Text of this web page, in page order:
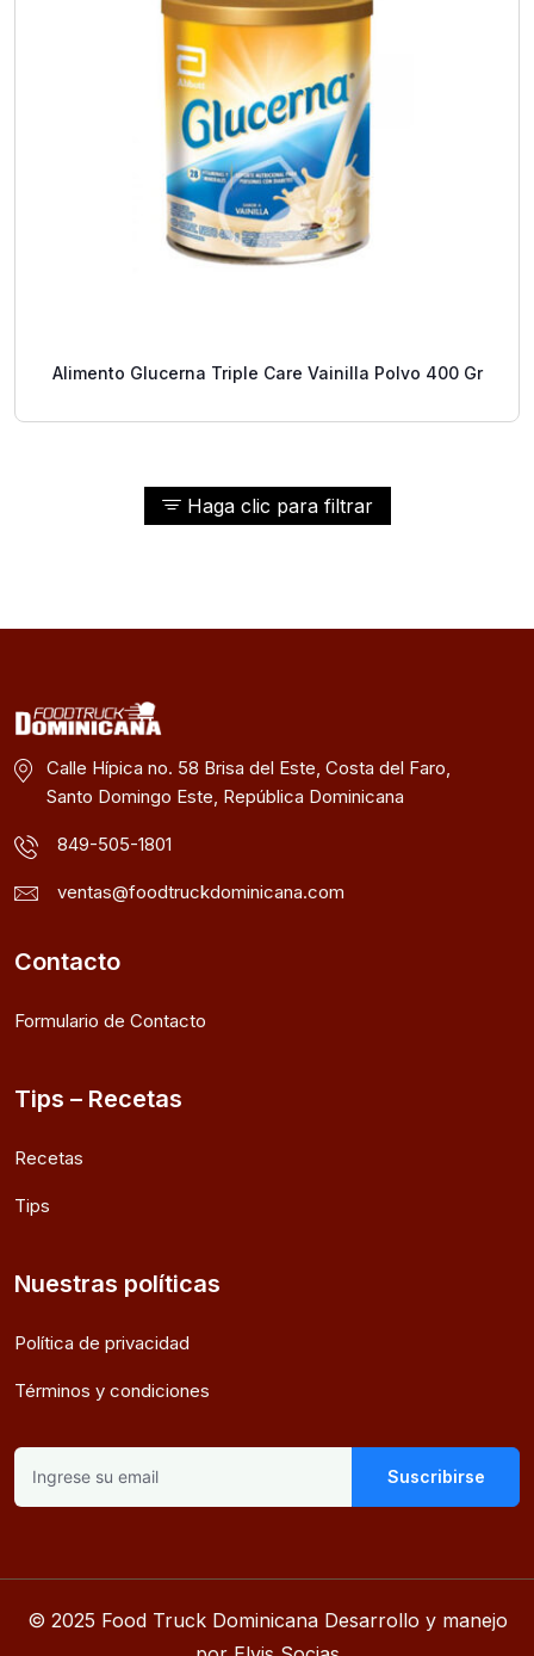
Haga clic para filtrar
Alimento Glucerna Triple Care Vainilla Polvo 400 Gr
Calle Hípica no. 58 Brisa del Este, Costa del Faro,
Santo Domingo Este, República Dominicana
849-505-1801
ventas@foodtruckdominicana.com
Contacto
Formulario de Contacto
Tips – Recetas
Recetas
Tips
Nuestras políticas
Política de privacidad
Términos y condiciones
Suscribirse
© 2025 Food Truck Dominicana Desarrollo y manejo